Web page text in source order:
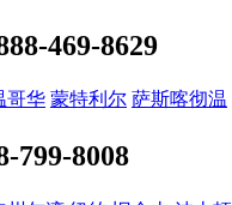
469-8629
哥华 蒙特利尔 萨斯喀彻温
799-8008